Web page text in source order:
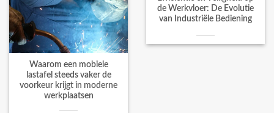
Waarom een mobiele
lastafel steeds vaker de
voorkeur krijgt in moderne
werkplaatsen
de Werkvloer: De Evolutie
van Industriële Bediening